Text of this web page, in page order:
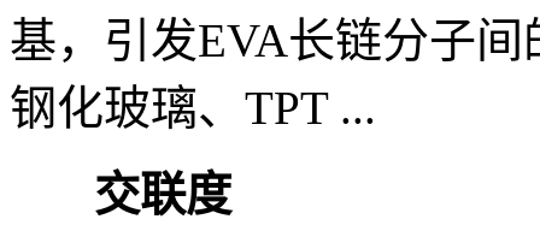
基，引发EVA长链分子
钢化玻璃、TPT ...
交联度